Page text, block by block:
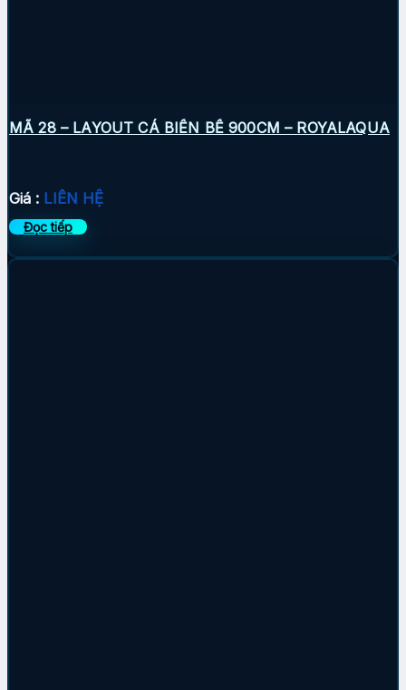
MÃ 28 – LAYOUT CÁ BIỂN BỂ 900CM – ROYALAQUA
Giá : LIÊN HỆ
Đọc tiếp